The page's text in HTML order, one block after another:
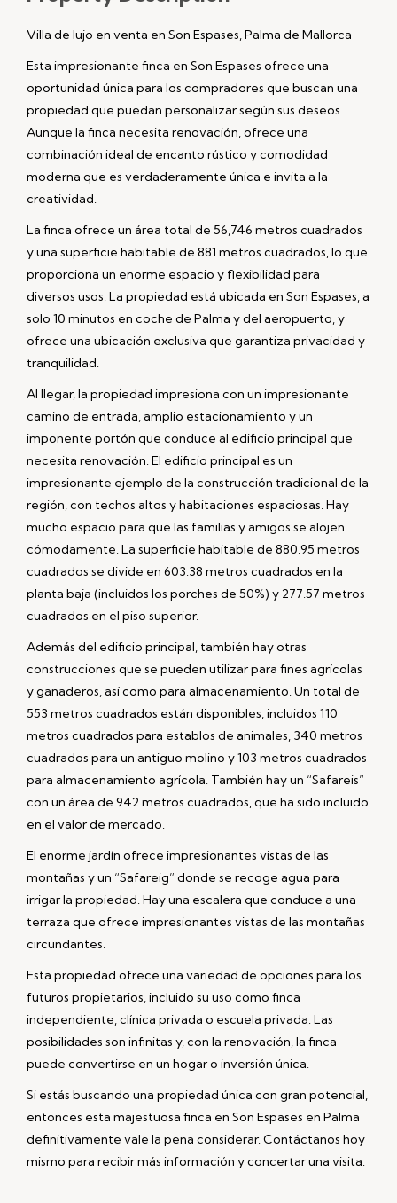
Villa de lujo en venta en Son Espases, Palma de Mallorca
Esta impresionante finca en Son Espases ofrece una
oportunidad única para los compradores que buscan una
propiedad que puedan personalizar según sus deseos.
Aunque la finca necesita renovación, ofrece una
combinación ideal de encanto rústico y comodidad
moderna que es verdaderamente única e invita a la
creatividad.
La finca ofrece un área total de 56,746 metros cuadrados
y una superficie habitable de 881 metros cuadrados, lo que
proporciona un enorme espacio y flexibilidad para
diversos usos. La propiedad está ubicada en Son Espases, a
solo 10 minutos en coche de Palma y del aeropuerto, y
ofrece una ubicación exclusiva que garantiza privacidad y
tranquilidad.
Al llegar, la propiedad impresiona con un impresionante
camino de entrada, amplio estacionamiento y un
imponente portón que conduce al edificio principal que
necesita renovación. El edificio principal es un
impresionante ejemplo de la construcción tradicional de la
región, con techos altos y habitaciones espaciosas. Hay
mucho espacio para que las familias y amigos se alojen
cómodamente. La superficie habitable de 880.95 metros
cuadrados se divide en 603.38 metros cuadrados en la
planta baja (incluidos los porches de 50%) y 277.57 metros
cuadrados en el piso superior.
Además del edificio principal, también hay otras
construcciones que se pueden utilizar para fines agrícolas
y ganaderos, así como para almacenamiento. Un total de
553 metros cuadrados están disponibles, incluidos 110
metros cuadrados para establos de animales, 340 metros
cuadrados para un antiguo molino y 103 metros cuadrados
para almacenamiento agrícola. También hay un “Safareis”
con un área de 942 metros cuadrados, que ha sido incluido
en el valor de mercado.
El enorme jardín ofrece impresionantes vistas de las
montañas y un “Safareig” donde se recoge agua para
irrigar la propiedad. Hay una escalera que conduce a una
terraza que ofrece impresionantes vistas de las montañas
circundantes.
Esta propiedad ofrece una variedad de opciones para los
futuros propietarios, incluido su uso como finca
independiente, clínica privada o escuela privada. Las
posibilidades son infinitas y, con la renovación, la finca
puede convertirse en un hogar o inversión única.
Si estás buscando una propiedad única con gran potencial,
entonces esta majestuosa finca en Son Espases en Palma
definitivamente vale la pena considerar. Contáctanos hoy
mismo para recibir más información y concertar una visita.